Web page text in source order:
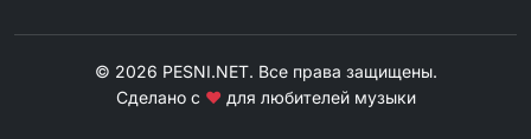
© 2026 PESNI.NET. Все права защищены.
Сделано с ❤ для любителей музыки